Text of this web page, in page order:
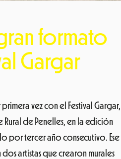
formato
Gargar
vez con el Festival Gargar,
Rural de Penelles, en la edición
por tercer año consecutivo. Ese
artistas que crearon murales